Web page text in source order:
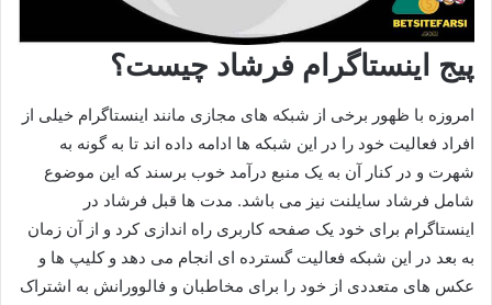
پیج اینستاگرام فرشاد چیست؟
امروزه با ظهور برخی از شبکه‌ های مجازی مانند اینستاگرام خیلی از
افراد فعالیت خود را در این شبکه‌ ها ادامه داده اند تا به گونه به
شهرت و در کنار آن به یک منبع درآمد خوب برسند که این موضوع
شامل فرشاد سایلنت نیز می‌ باشد. مدت‌ ها قبل فرشاد در
اینستاگرام برای خود یک صفحه کاربری راه اندازی کرد و از آن زمان
به بعد در این شبکه فعالیت گسترده ای انجام می‌ دهد و کلیپ ها و
عکس های متعددی از خود را برای مخاطبان و فالوورانش به اشتراک